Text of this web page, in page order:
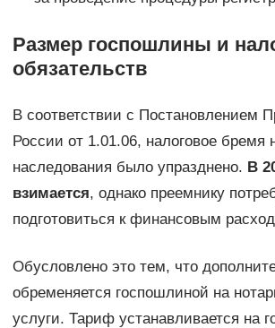
Размер госпошлины и
обязательств
В соответствии с Постановлением
России от 1.01.06, налоговое бремя
наследования было упразднено. В
взимается, однако преемнику
подготовиться к финансовым
Обусловлено это тем, что
обременяется госпошлиной на
услуги. Тариф устанавливается на